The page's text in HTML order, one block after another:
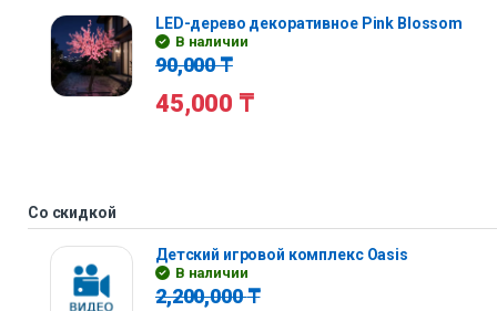
LED-дерево декоративное Pink Blossom
В наличии
90,000₸
45,000 ₸
Со скидкой
Детский игровой комплекс Oasis
В наличии
2,200,000₸